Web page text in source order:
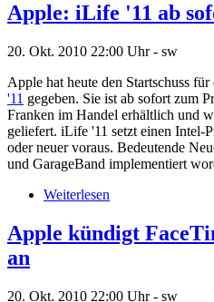
Apple: iLife '11 ab
20. Okt. 2010 22:00 Uhr - sw
Apple hat heute den Startschuss
'11 gegeben. Sie ist ab sofort zum
Franken im Handel erhältlich und
geliefert. iLife '11 setzt einen Intel-
oder neuer voraus. Bedeutende
und GarageBand implementiert
Weiterlesen
Apple kündigt
an
20. Okt. 2010 22:00 Uhr - sw